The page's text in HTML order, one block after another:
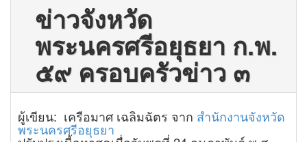
ข่าวจังหวัด
พระนครศรีอยุธยา ก.พ.
๕๙ ครอบครัวข่าว ๓
ผู้เขียน: เครือมาศ เฉลิมฉัตร จาก สำนักงานจังหวัด
พระนครศรีอยุธยา